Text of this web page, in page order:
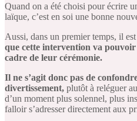
Quand on a été choisi pour écrire
laïque, c’est en soi une bonne
Aussi, dans un premier temps, il
que cette intervention va
cadre de leur cérémonie.
Il ne s’agit donc pas de
divertissement, plutôt à reléguer
d’un moment plus solennel, plus
falloir s’adresser directement aux